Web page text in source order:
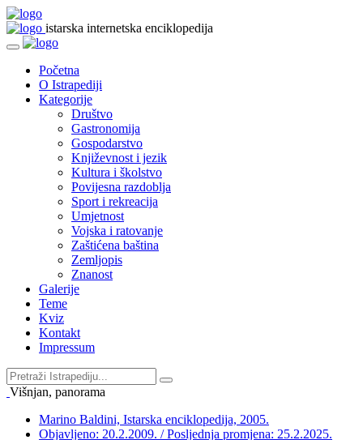
istarska internetska enciklopedija
Početna
O Istrapediji
Kategorije
Društvo
Gastronomija
Gospodarstvo
Književnost i jezik
Kultura i školstvo
Povijesna razdoblja
Sport i rekreacija
Umjetnost
Vojska i ratovanje
Zaštićena baština
Zemljopis
Znanost
Galerije
Teme
Kviz
Kontakt
Impressum
Višnjan, panorama
Marino Baldini, Istarska enciklopedija, 2005.
Objavljeno: 20.2.2009. / Posljednja promjena: 25.2.2025.